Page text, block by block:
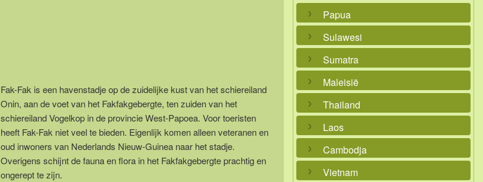
Fak-Fak is een havenstadje op de zuidelijke kust van het schiereiland
Onin, aan de voet van het Fakfakgebergte, ten zuiden van het
schiereiland Vogelkop in de provincie West-Papoea. Voor toeristen
heeft Fak-Fak niet veel te bieden. Eigenlijk komen alleen veteranen en
oud inwoners van Nederlands Nieuw-Guinea naar het stadje.
Overigens schijnt de fauna en flora in het Fakfakgebergte prachtig en
ongerept te zijn.
Papua
Sulawesi
Sumatra
Maleisië
Thailand
Laos
Cambodja
Vietnam